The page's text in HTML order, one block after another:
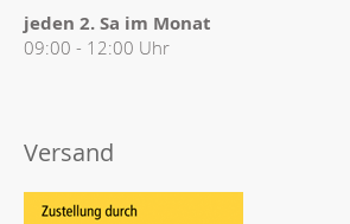
jeden 2. Sa im Monat
09:00 - 12:00 Uhr
Versand